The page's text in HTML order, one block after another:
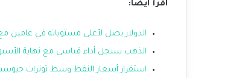
اقرأ ايضاً:
الدولار يصل لأعلى مستوياته في عامين
الذهب يسجل أداء قياسي مع نهاية
استقرار أسعار النفط وسط توترات جيو